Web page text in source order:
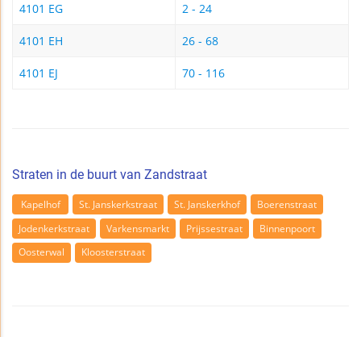
4101 EG 2 - 24
4101 EH 26 - 68
4101 EJ 70 - 116
Straten in de buurt van Zandstraat
Kapelhof St. Janskerkstraat St. Janskerkhof
Boerenstraat
Jodenkerkstraat
Varkensmarkt Prijssestraat
Binnenpoort
Oosterwal
Kloosterstraat